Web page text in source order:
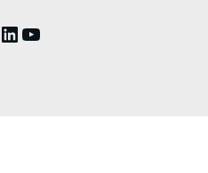
LinkedIn
YouTube